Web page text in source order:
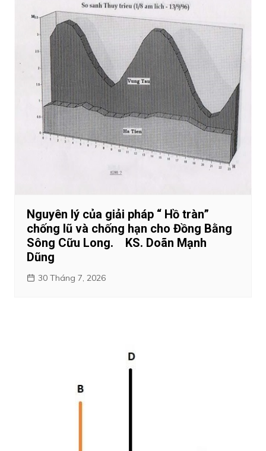
Nguyên lý của giải pháp “ Hồ tràn”
chống lũ và chống hạn cho Đồng Bằng
Sông Cữu Long. KS. Doãn Mạnh
Dũng
30 Tháng 7, 2026